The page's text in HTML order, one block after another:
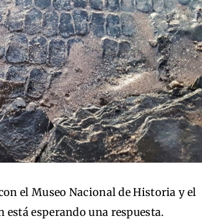
el Museo Nacional de Historia y el
esperando una respuesta.